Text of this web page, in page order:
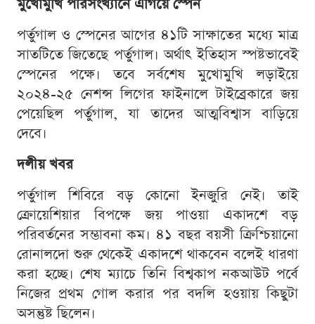
মুখোমুখি পরিসংখ্যানে এগিয়ে স্পেন
পর্তুগাল ও স্পেনের আগের ৪১টি সাক্ষাতের মধ্যে মাত্র
সাতটিতে জিতেছে পর্তুগাল। অর্থাৎ ইতিহাস স্পষ্টভাবেই
স্পেনের পক্ষে। তবে সর্বশেষ মুখোমুখি লড়াইয়ে
২০২৪-২৫ নেশন্স লিগের ফাইনালে টাইব্রেকারে জয়
পেয়েছিল পর্তুগাল, যা তাদের আত্মবিশ্বাস বাড়িয়ে
দেবে।
দলীয় খবর
পর্তুগাল শিবিরে বড় কোনো ইনজুরি নেই। তাই
ক্রোয়েশিয়ার বিপক্ষে জয় পাওয়া একাদশে বড়
পরিবর্তনের সম্ভাবনা কম। ৪১ বছর বয়সী ক্রিশ্চিয়ানো
রোনালদো শুরু থেকেই একাদশে থাকবেন বলেই ধারণা
করা হচ্ছে। শেষ ম্যাচে তিনি বিশ্বকাপ নকআউট পর্বে
নিজের প্রথম গোল করার পর বদলি হওয়ায় কিছুটা
অসন্তুষ্ট ছিলেন।